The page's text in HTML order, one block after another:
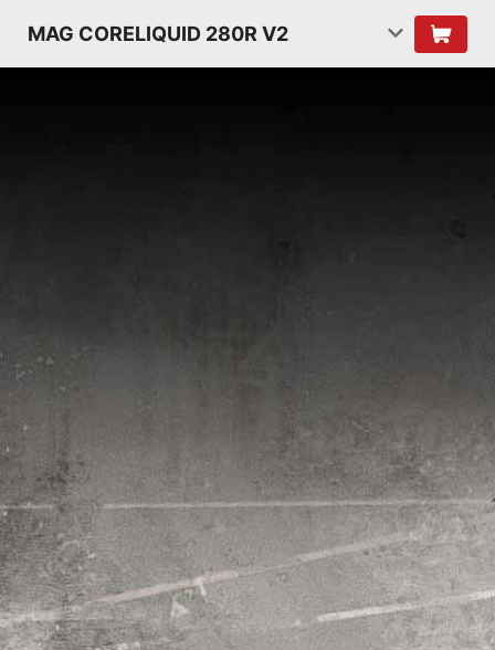
MAG CORELIQUID 280R V2